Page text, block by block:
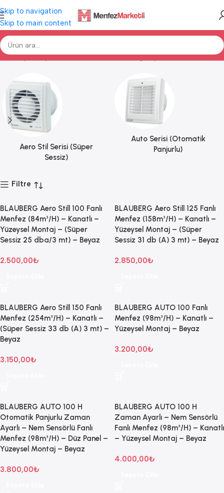
Skip to navigation
Skip to main content
Ana Sayfa Aspiratörlü Menfezler Blauberg Aspiratörlü Menfezler
Aero Stil Serisi (Süper
Sessiz)
Auto Serisi (Otomatik
Panjurlu)
Filtre
BLAUBERG Aero Still 100 Fanlı
Menfez (84m³/H) – Kanatlı –
Yüzeysel Montaj – (Süper
Sessiz 25 dba/3 mt) – Beyaz
2.500,00₺
BLAUBERG Aero Still 125 Fanlı
Menfez (158m³/H) – Kanatlı –
Yüzeysel Montaj – (Süper
Sessiz 31 db (A) 3 mt) – Beyaz
2.850,00₺
BLAUBERG Aero Still 150 Fanlı
Menfez (254m³/H) – Kanatlı –
(Süper Sessiz 33 db (A) 3 mt) –
Beyaz
3.150,00₺
BLAUBERG AUTO 100 Fanlı
Menfez (98m³/H) – Kanatlı –
Yüzeysel Montaj – Beyaz
3.200,00₺
BLAUBERG AUTO 100 H
Otomatik Panjurlu Zaman
Ayarlı – Nem Sensörlü Fanlı
Menfez (98m³/H) – Düz Panel –
Yüzeysel Montaj – Beyaz
3.800,00₺
BLAUBERG AUTO 100 H
Zaman Ayarlı – Nem Sensörlü
Fanlı Menfez (98m³/H) – Kanatlı
– Yüzeysel Montaj – Beyaz
4.000,00₺